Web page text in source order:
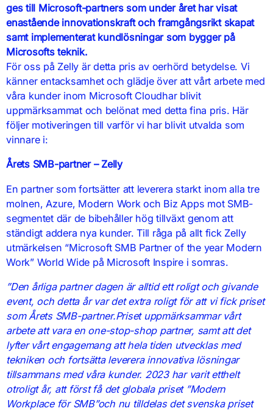
ges till Microsoft-partners som under året har visat
enastående innovationskraft och framgångsrikt skapat
samt implementerat kundlösningar som bygger på
Microsofts teknik.
För oss på Zelly är detta pris av oerhörd betydelse. Vi
känner entacksamhet och glädje över att vårt arbete med
våra kunder inom Microsoft Cloudhar blivit
uppmärksammat och belönat med detta fina pris. Här
följer motiveringen till varför vi har blivit utvalda som
vinnare i:
Årets SMB-partner – Zelly
En partner som fortsätter att leverera starkt inom alla tre
molnen, Azure, Modern Work och Biz Apps mot SMB-
segmentet där de bibehåller hög tillväxt genom att
ständigt addera nya kunder. Till råga på allt fick Zelly
utmärkelsen “Microsoft SMB Partner of the year Modern
Work” World Wide på Microsoft Inspire i somras.
”Den årliga partner dagen är alltid ett roligt och givande
event, och detta år var det extra roligt för att vi fick priset
som Årets SMB-partner.Priset uppmärksammar vårt
arbete att vara en one-stop-shop partner, samt att det
lyfter vårt engagemang att hela tiden utvecklas med
tekniken och fortsätta leverera innovativa lösningar
tillsammans med våra kunder. 2023 har varit etthelt
otroligt år, att först få det globala priset ”Modern
Workplace för SMB”och nu tilldelas det svenska priset